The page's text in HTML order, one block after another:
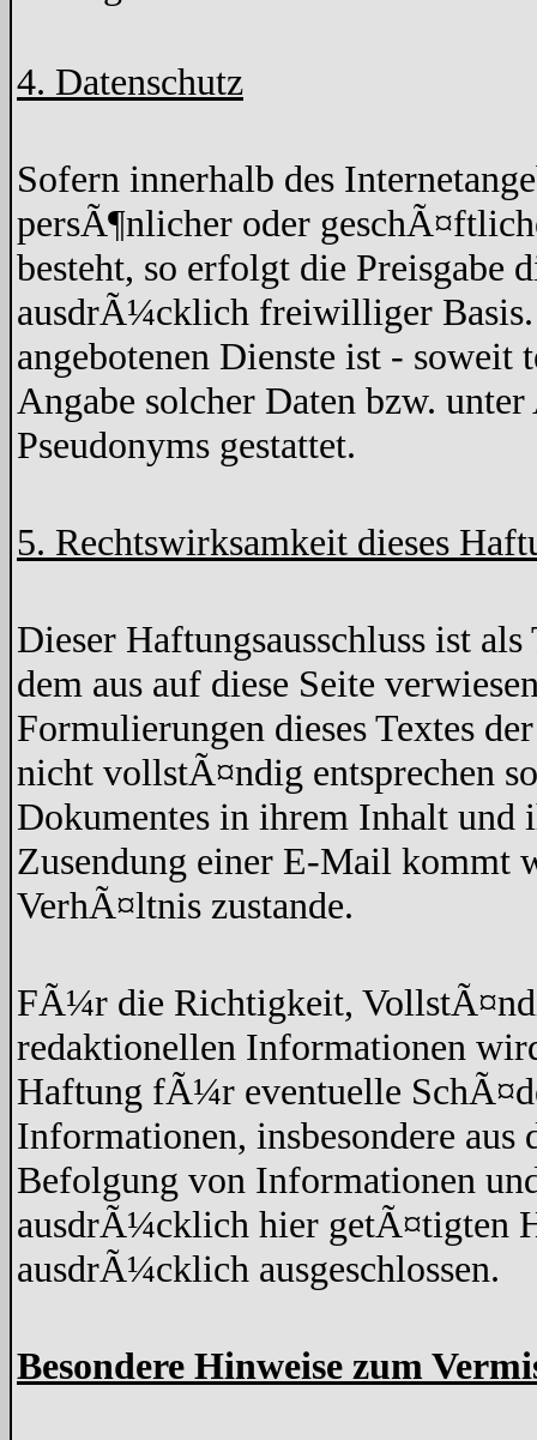
4. Datenschutz
Sofern innerhalb des
persÃ¶nlicher oder
besteht, so erfolgt die Preisgabe
ausdrÃ¼cklich freiwilliger Basis.
angebotenen Dienste ist -
Angabe solcher Daten bzw.
Pseudonyms gestattet.
5. Rechtswirksamkeit dieses
Dieser Haftungsausschluss ist
dem aus auf diese Seite
Formulierungen dieses Textes
nicht vollstÃ¤ndig entsprechen
Dokumentes in ihrem Inhalt
Zusendung einer E-Mail kommt
VerhÃ¤ltnis zustande.
FÃ¼r die Richtigkeit,
redaktionellen Informationen
Haftung fÃ¼r eventuelle
Informationen, insbesondere
Befolgung von Informationen
ausdrÃ¼cklich hier getÃ¤tigten
ausdrÃ¼cklich ausgeschlossen.
Besondere Hinweise zum